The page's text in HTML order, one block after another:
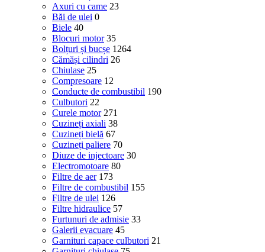
Axuri cu came 23
Băi de ulei 0
Biele 40
Blocuri motor 35
Bolțuri și bucșe 1264
Cămăși cilindri 26
Chiulase 25
Compresoare 12
Conducte de combustibil 190
Culbutori 22
Curele motor 271
Cuzineți axiali 38
Cuzineți bielă 67
Cuzineți paliere 70
Diuze de injectoare 30
Electromotoare 80
Filtre de aer 173
Filtre de combustibil 155
Filtre de ulei 126
Filtre hidraulice 57
Furtunuri de admisie 33
Galerii evacuare 45
Garnituri capace culbutori 21